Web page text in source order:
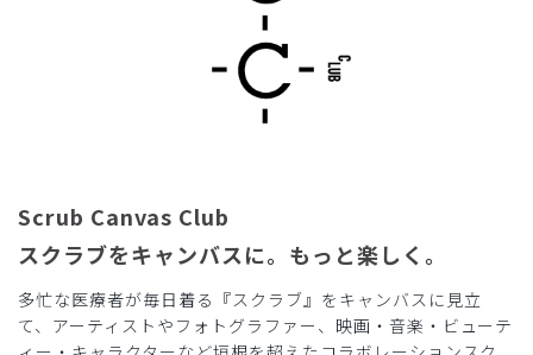
Scrub Canvas Club
スクラブをキャンバスに。もっと楽しく。
多忙な医療者が毎日着る『スクラブ』をキャンバスに見立
て、アーティストやフォトグラファー、映画・音楽・ビューテ